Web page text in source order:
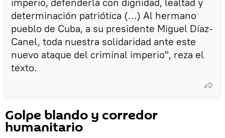
determinación patriótica (…) Al hermano
pueblo de Cuba, a su presidente Miguel Díaz-
Canel, toda nuestra solidaridad ante este
nuevo ataque del criminal imperio", reza el
texto.
Golpe blando y corredor
humanitario